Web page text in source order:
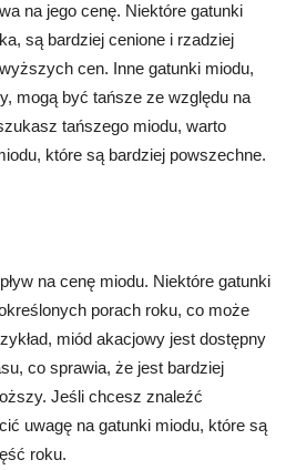
na jego cenę. Niektóre gatunki
są bardziej cenione i rzadziej
cen. Inne gatunki miodu,
mogą być tańsze ze względu na
tańszego miodu, warto
które są bardziej powszechne.
na cenę miodu. Niektóre gatunki
porach roku, co może
miód akacjowy jest dostępny
co sprawia, że jest bardziej
Jeśli chcesz znaleźć
uwagę na gatunki miodu, które są
roku.